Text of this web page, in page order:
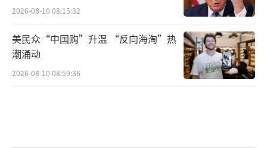
2026-08-10 08:15:32
美民众“中国购”升温 “反向海淘”热
潮涌动
2026-08-10 08:59:36